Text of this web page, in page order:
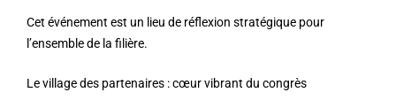
Cet événement est un lieu de réflexion stratégique pour
l’ensemble de la filière.
Le village des partenaires : cœur vibrant du congrès